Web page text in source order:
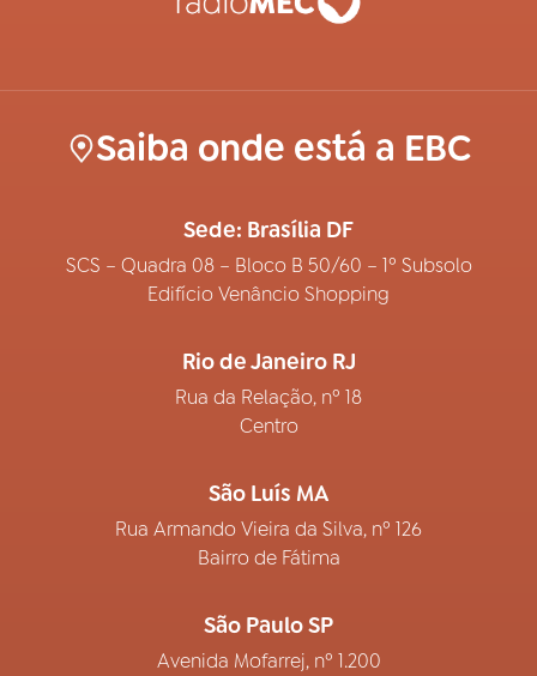
Saiba onde está a EBC
Sede: Brasília DF
SCS – Quadra 08 – Bloco B 50/60 – 1º Subsolo
Edifício Venâncio Shopping
Rio de Janeiro RJ
Rua da Relação, nº 18
Centro
São Luís MA
Rua Armando Vieira da Silva, nº 126
Bairro de Fátima
São Paulo SP
Avenida Mofarrej, nº 1.200